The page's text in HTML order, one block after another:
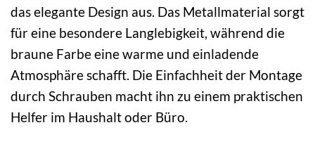
das elegante Design aus. Das Metallmaterial sorgt
für eine besondere Langlebigkeit, während die
braune Farbe eine warme und einladende
Atmosphäre schafft. Die Einfachheit der Montage
durch Schrauben macht ihn zu einem praktischen
Helfer im Haushalt oder Büro.